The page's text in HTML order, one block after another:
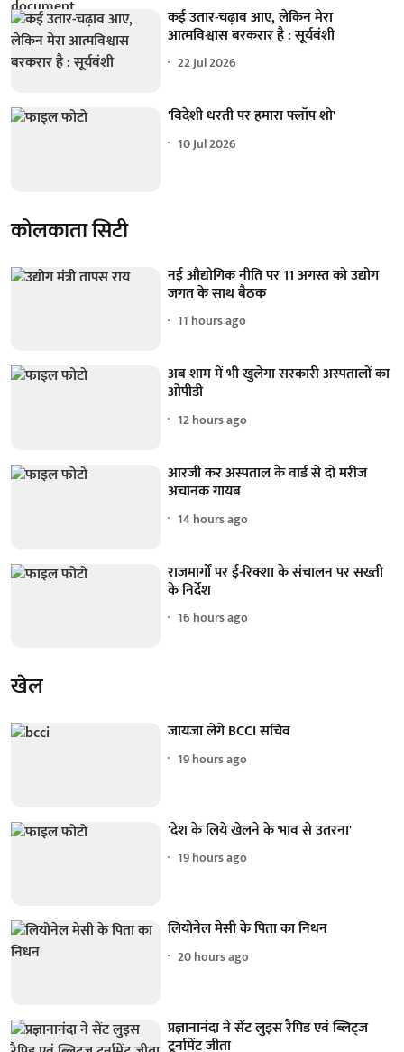
कई उतार-चढ़ाव आए, लेकिन मेरा
आत्मविश्वास बरकरार है : सूर्यवंशी
22 Jul 2026
'विदेशी धरती पर हमारा फ्लॉप शो'
10 Jul 2026
कोलकाता सिटी
नई औद्योगिक नीति पर 11 अगस्त को उद्योग
जगत के साथ बैठक
11 hours ago
अब शाम में भी खुलेगा सरकारी अस्पतालों का
ओपीडी
12 hours ago
आरजी कर अस्पताल के वार्ड से दो मरीज
अचानक गायब
14 hours ago
राजमार्गों पर ई-रिक्शा के संचालन पर सख्ती
के निर्देश
16 hours ago
खेल
जायजा लेंगे BCCI सचिव
19 hours ago
'देश के लिये खेलने के भाव से उतरना'
19 hours ago
लियोनेल मेसी के पिता का निधन
20 hours ago
प्रज्ञानानंदा ने सेंट लुइस रैपिड एवं ब्लिट्ज
टूर्नामेंट जीता